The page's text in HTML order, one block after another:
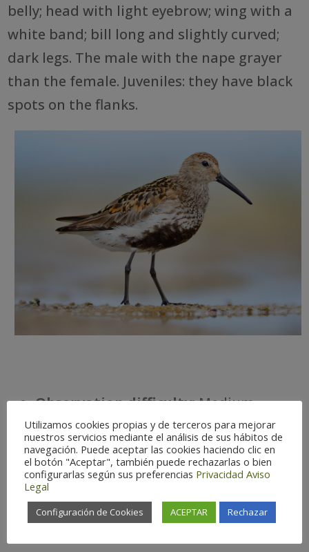
belly; head with light eyebrow; wing with a
white band; bill long and slightly curved;
dark legs. The male with the nape grayer
than the female. Juveniles: they have black
spots on the flanks.
Observation difficulty:Medium
Status:Winter
Optimal Season:Aug-May
Conservation Status:Protected
species
Há
Utilizamos cookies propias y de terceros para mejorar
nuestros servicios mediante el análisis de sus hábitos de
navegación. Puede aceptar las cookies haciendo clic en
el botón "Aceptar", también puede rechazarlas o bien
configurarlas según sus preferencias Privacidad Aviso
Legal
Configuración de Cookies ACEPTAR Rechazar